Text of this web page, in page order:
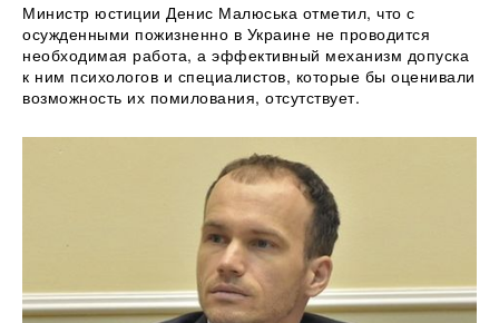
Министр юстиции Денис Малюська отметил, что с
осужденными пожизненно в Украине не проводится
необходимая работа, а эффективный механизм допуска
к ним психологов и специалистов, которые бы оценивали
возможность их помилования, отсутствует.